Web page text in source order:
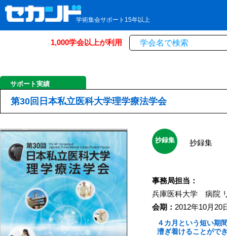
学術集会サポート15年以上
1,000学会以上が利用
サポート実績
第30回日本私立医科大学理学療法学会
抄録集 抄録集
事務局担当：
兵庫医科大学 病院
会期： 2012年10月20
４カ月という短い期
漕ぎ着けることがで